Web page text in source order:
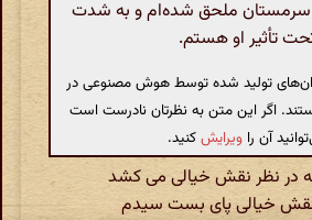
ملحق شده‌ام و به شدت
تأثیر او هستم.
تولید شده توسط هوش مصنوعی در
اگر این متن به نظرتان نادرست است
آن را ویرایشکنید.
در نظر نقش خیالی می کشد
خیالی پای بست سیدم